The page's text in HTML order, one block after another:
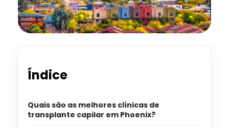
Índice
Quais são as melhores clínicas de
transplante capilar em Phoenix?